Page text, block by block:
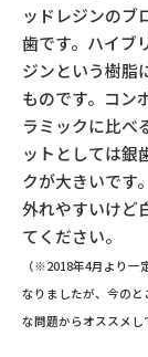
ッドレジンのブ
歯です。ハイブ
ジンという樹脂
ものです。コン
ラミックに比べ
ットとしては銀
クが大きいです
外れやすいけど
てください。
（※2018年4月より一
なりましたが、今のと
な問題からオススメし